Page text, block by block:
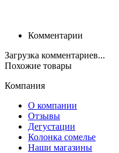
Комментарии
Загрузка комментариев...
Похожие товары
Компания
О компании
Отзывы
Дегустации
Колонка сомелье
Наши магазины